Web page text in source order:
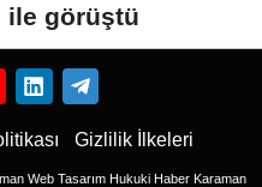
ile görüştü
Gizlilik İlkeleri
Web Tasarım Hukuki Haber Karaman